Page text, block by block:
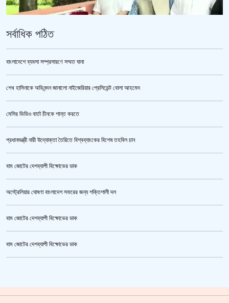
‘জুলাই গণঅভ্যুত্থান স্মৃতি জাদুঘর’ উদ্বোধন করলেন প্রধানমন্ত্রী
সর্বাধিক পঠিত
বাংলাদেশে ব্যবসা সম্প্রসারণে সম্মত ঘানা
শেখ হাসিনাকে অভিনন্দন জানালো নাইজেরিয়ার প্রেসিডেন্ট বোলা আহমেদ
মেসির ভিডিও বার্তা চীনকে শান্ত করতে
প্রধানমন্ত্রী নারী উদ্যোক্তা তৈরিতে বিশ্বব্যাংকের বিশেষ তহবিল চান
বাম জোটের দেশব্যাপী বিক্ষোভের ডাক
অস্ট্রেলিয়ার ঘোষণা বাংলাদেশ সফরের জন্য শক্তিশালী দল
বাম জোটের দেশব্যাপী বিক্ষোভের ডাক
বাম জোটের দেশব্যাপী বিক্ষোভের ডাক
গাজীপুর মহাসড়ক অবরোধ,সিটি করপোরেশনের গাড়ি চাপায় শ্রমিক নিহত